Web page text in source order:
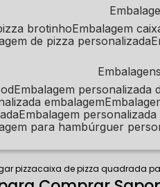
brotinho embalagem
de pizza personalizada
embalagem personalizada
embalagem
embalagem
para hambúrguer
pizzacaixa de pizza quadrada